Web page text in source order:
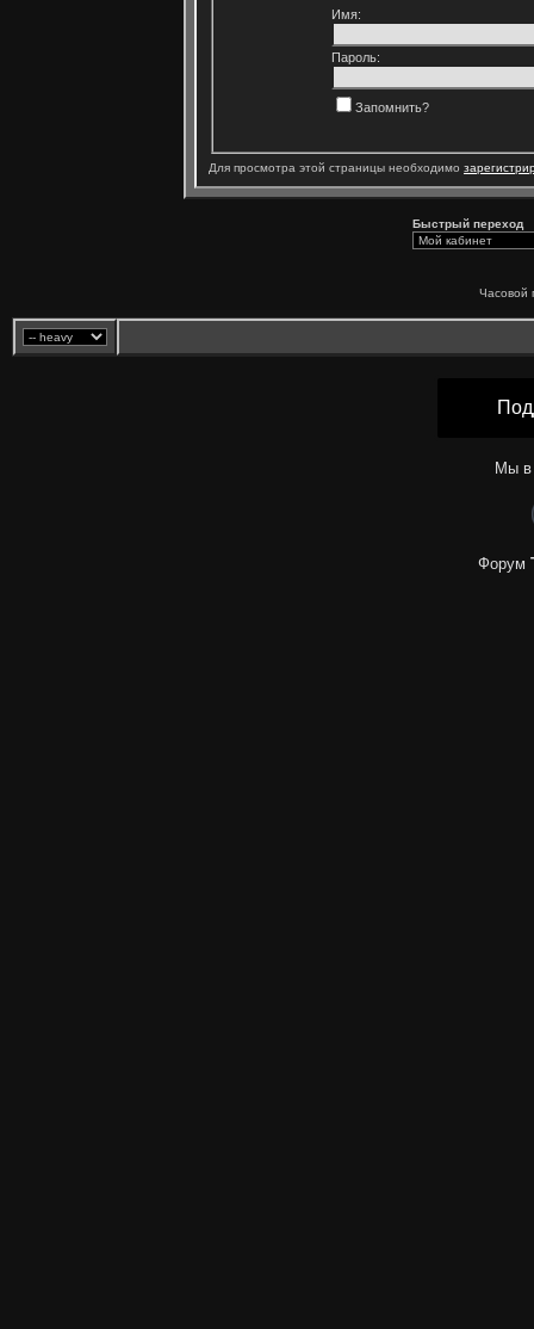
Имя:
Пароль:
Запомнить?
Для просмотра этой страницы необходимо
Быстрый переход
Часовой
Мы в
Форум